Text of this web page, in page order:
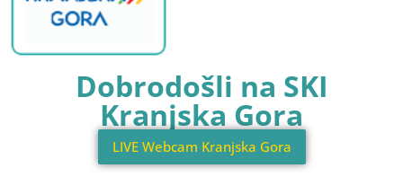
Dobrodošli na SKI
Kranjska Gora
LIVE Webcam Kranjska Gora